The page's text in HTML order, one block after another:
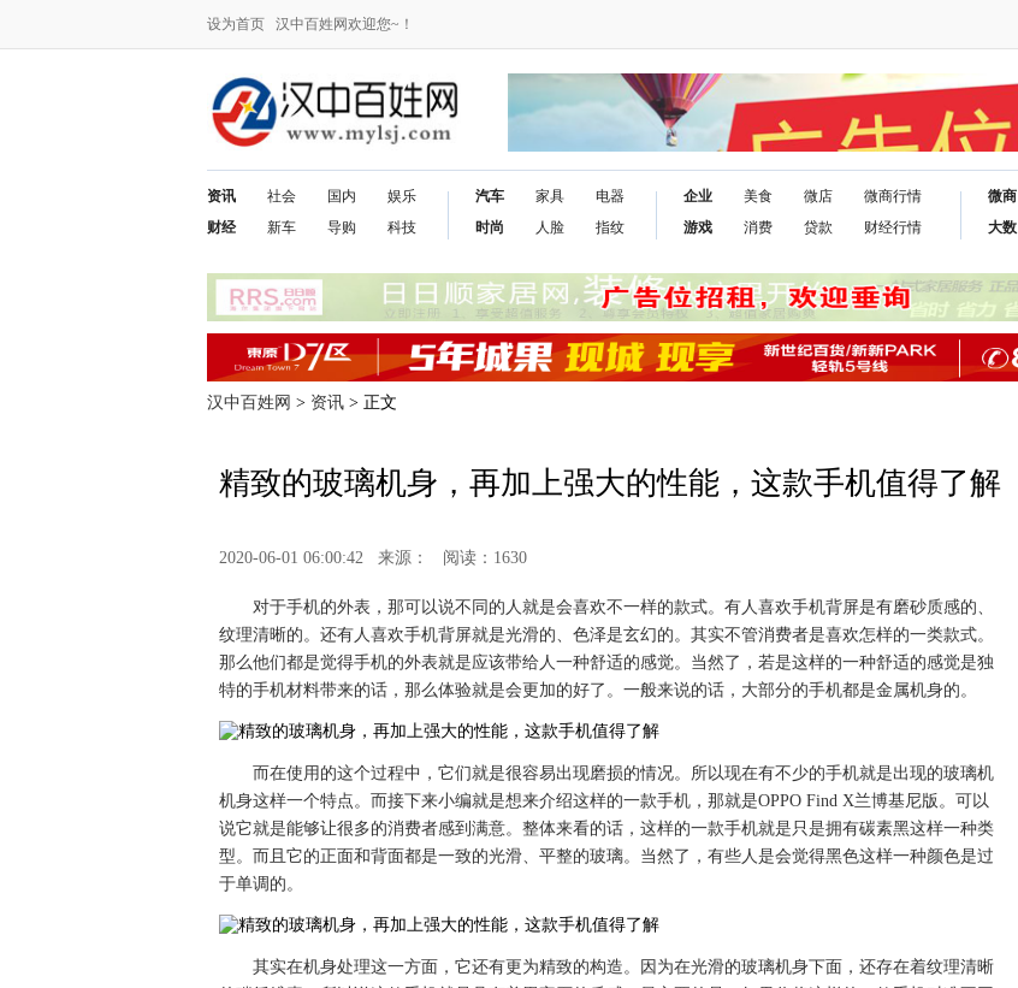
设为首页 汉中百姓网欢迎您~！
资讯
财经
社会
新车
国内
导购
娱乐
科技
汽车
时尚
家具
人脸
电器
指纹
企业
游戏
美食
消费
微店
贷款
微商行情
财经行情
微商
大数
汉中百姓网 > 资讯 > 正文
精致的玻璃机身，再加上强大的性能，这款手机值得了解
2020-06-01 06:00:42 来源： 阅读：1630
对于手机的外表，那可以说不同的人就是会喜欢不一样的款式。有人喜欢手机背屏是有磨砂质感的、
纹理清晰的。还有人喜欢手机背屏就是光滑的、色泽是玄幻的。其实不管消费者是喜欢怎样的一类款式。
那么他们都是觉得手机的外表就是应该带给人一种舒适的感觉。当然了，若是这样的一种舒适的感觉是独
特的手机材料带来的话，那么体验就是会更加的好了。一般来说的话，大部分的手机都是金属机身的。
而在使用的这个过程中，它们就是很容易出现磨损的情况。所以现在有不少的手机就是出现的玻璃机
机身这样一个特点。而接下来小编就是想来介绍这样的一款手机，那就是OPPO Find X兰博基尼版。可以
说它就是能够让很多的消费者感到满意。整体来看的话，这样的一款手机就是只是拥有碳素黑这样一种类
型。而且它的正面和背面都是一致的光滑、平整的玻璃。当然了，有些人是会觉得黑色这样一种颜色是过
于单调的。
其实在机身处理这一方面，它还有更为精致的构造。因为在光滑的玻璃机身下面，还存在着纹理清晰